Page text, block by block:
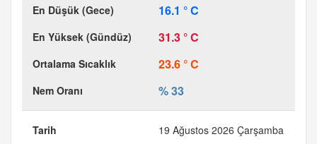
16.1 ° C
31.3 ° C
23.6 ° C
% 33
19 Ağustos 2026 Çarşamba